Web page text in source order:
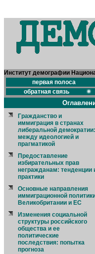
Институт демографии
первая полоса
обратная связь
Гражданство и
иммиграция в странах
либеральной демократии:
между идеологией и
прагматикой
Предоставление
избирательных прав
негражданам: тенденции
практики
Основные направления
иммиграционной
Великобритании и ЕС
Изменения социальной
структуры российского
общества и ее
политические
последствия: попытка
прогноза